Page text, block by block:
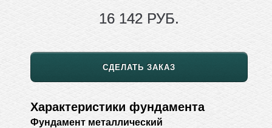
16 142 РУБ.
СДЕЛАТЬ ЗАКАЗ
Характеристики фундамента
Фундамент металлический